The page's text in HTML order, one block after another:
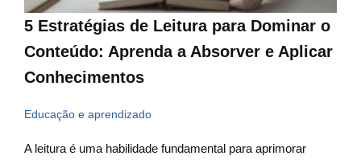
5 Estratégias de Leitura para Dominar o
Conteúdo: Aprenda a Absorver e Aplicar
Conhecimentos
Educação e aprendizado
A leitura é uma habilidade fundamental para aprimorar